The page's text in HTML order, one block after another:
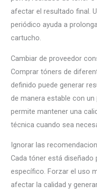
afectar el resultado final.
periódico ayuda a
cartucho.
Cambiar de proveedor
Comprar tóners de
definido puede generar
de manera estable con un
permite mantener una
técnica cuando sea
Ignorar las
Cada tóner está diseñado
específico. Forzar el uso
afectar la calidad y